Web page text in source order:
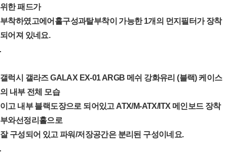
위한 패드가
부착하였고에어홀구성과탈부착이 가능한 1개의 먼지필터가 장착
되어져 있네요.
갤럭시 갤라즈 GALAX EX-01 ARGB 메쉬 강화유리 (블랙) 케이스
의 내부 전체 모습
이고 내부 블랙도장으로 되어있고 ATX/M-ATX/ITX 메인보드 장착
부와선정리홀으로
잘 구성되어 있고 파워/저장공간은 분리된 구성이네요.